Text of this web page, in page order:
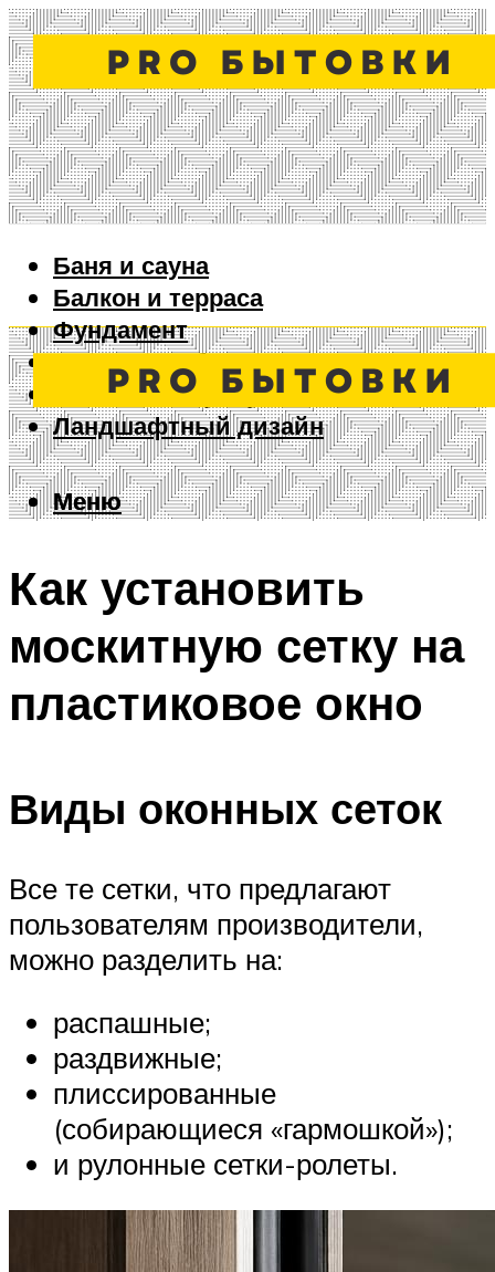
Баня и сауна
Балкон и терраса
Фундамент
Ворота и забор
Дизайн интерьера
Ландшафтный дизайн
Меню
Меню
Как установить
москитную сетку на
пластиковое окно
Виды оконных сеток
Все те сетки, что предлагают
пользователям производители,
можно разделить на:
распашные;
раздвижные;
плиссированные
(собирающиеся «гармошкой»);
и рулонные сетки-ролеты.